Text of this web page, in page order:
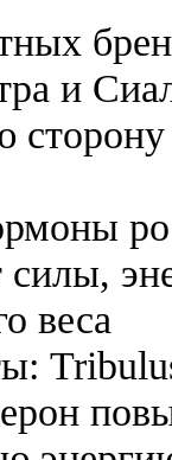
и
силы,
веса